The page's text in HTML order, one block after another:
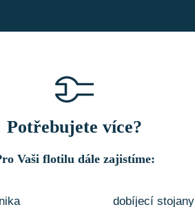
Potřebujete více?
Vaši flotilu dále zajistíme:
dobíjecí stojany